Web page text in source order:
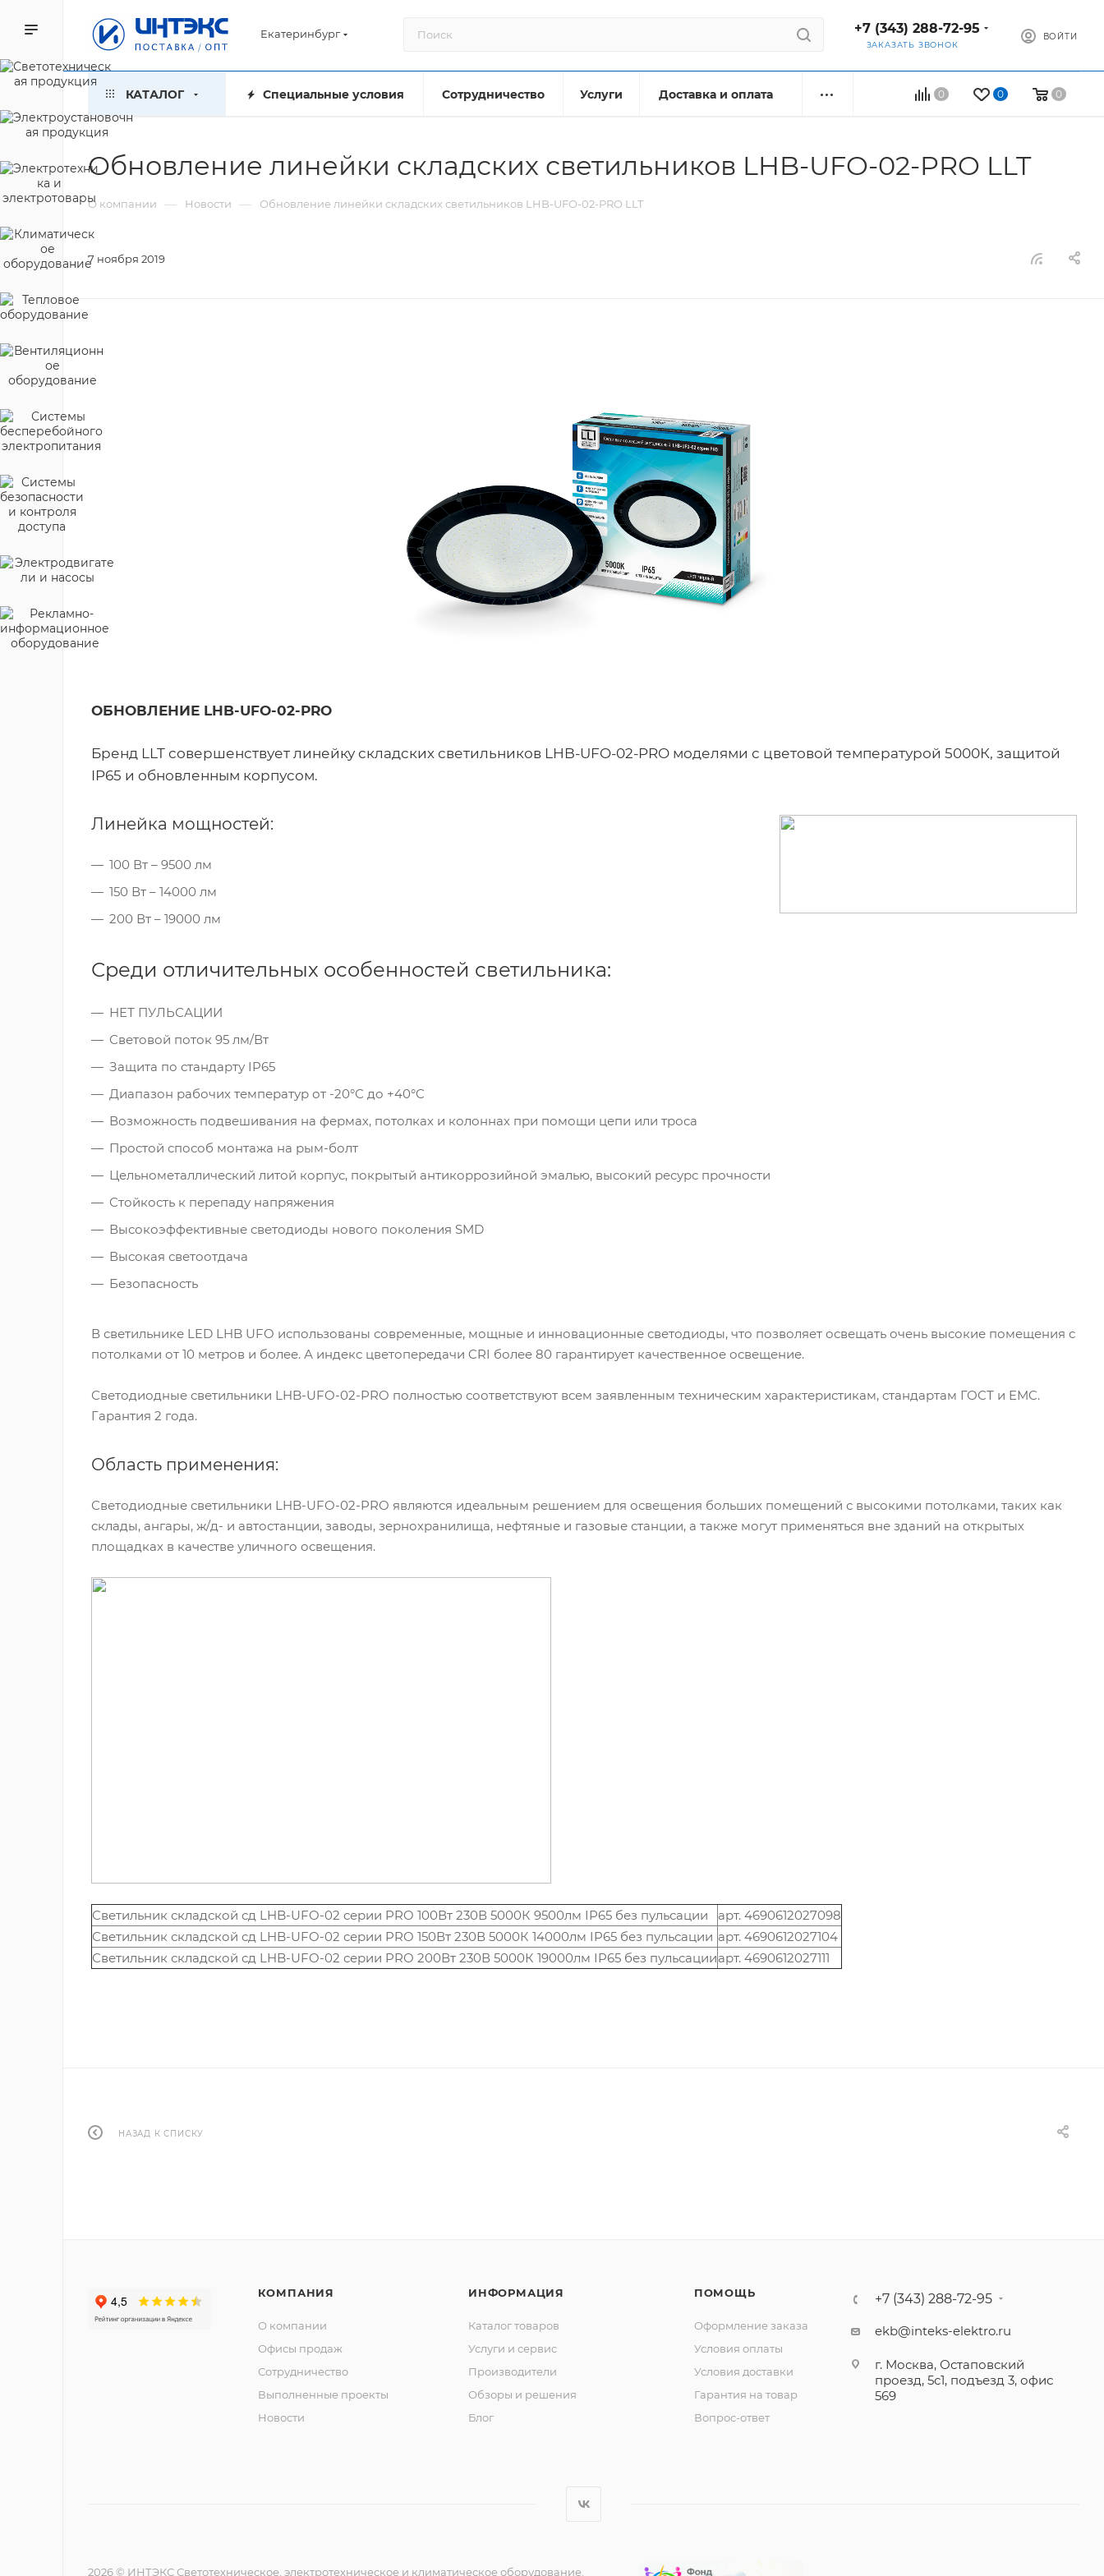
Екатеринбург +7 (343) 288-72-95
ЗАКАЗАТЬ ЗВОНОК
ВОЙТИ
0 0 0
КАТАЛОГ Специальные условия Сотрудничество Услуги Доставка и оплата
Обновление линейки складских светильников LHB-UFO-02-PRO LLT
О компании — Новости — Обновление линейки складских светильников LHB-UFO-02-PRO LLT
7 ноября 2019
ОБНОВЛЕНИЕ LHB-UFO-02-PRO
Бренд LLT совершенствует линейку складских светильников LHB-UFO-02-PRO моделями с цветовой температурой 5000К, защитой
IP65 и обновленным корпусом.
Линейка мощностей:
100 Вт – 9500 лм
150 Вт – 14000 лм
200 Вт – 19000 лм
Среди отличительных особенностей светильника:
НЕТ ПУЛЬСАЦИИ
Световой поток 95 лм/Вт
Защита по стандарту IP65
Диапазон рабочих температур от -20°С до +40°C
Возможность подвешивания на фермах, потолках и колоннах при помощи цепи или троса
Простой способ монтажа на рым-болт
Цельнометаллический литой корпус, покрытый антикоррозийной эмалью, высокий ресурс прочности
Стойкость к перепаду напряжения
Высокоэффективные светодиоды нового поколения SMD
Высокая светоотдача
Безопасность
В светильнике LED LHB UFO использованы современные, мощные и инновационные светодиоды, что позволяет освещать очень высокие помещения с
потолками от 10 метров и более. А индекс цветопередачи CRI более 80 гарантирует качественное освещение.
Светодиодные светильники LHB-UFO-02-PRO полностью соответствуют всем заявленным техническим характеристикам, стандартам ГОСТ и EMC.
Гарантия 2 года.
Область применения:
Светодиодные светильники LHB-UFO-02-PRO являются идеальным решением для освещения больших помещений с высокими потолками, таких как
склады, ангары, ж/д- и автостанции, заводы, зернохранилища, нефтяные и газовые станции, а также могут применяться вне зданий на открытых
площадках в качестве уличного освещения.
Светильник складской сд LHB-UFO-02 серии PRO 100Вт 230В 5000К 9500лм IP65 без пульсации
арт. 4690612027098
Светильник складской сд LHB-UFO-02 серии PRO 150Вт 230В 5000К 14000лм IP65 без пульсации арт. 4690612027104
Светильник складской сд LHB-UFO-02 серии PRO 200Вт 230В 5000К 19000лм IP65 без пульсацииарт. 4690612027111
НАЗАД К СПИСКУ
КОМПАНИЯ
О компании
Офисы продаж
Сотрудничество
Выполненные проекты
Новости
ИНФОРМАЦИЯ
Каталог товаров
Услуги и сервис
Производители
Обзоры и решения
Блог
ПОМОЩЬ
Оформление заказа
Условия оплаты
Условия доставки
Гарантия на товар
Вопрос-ответ
+7 (343) 288-72-95
ekb@inteks-elektro.ru
г. Москва, Остаповский
проезд, 5с1, подъезд 3, офис
569
2026 © ИНТЭКС Светотехническое, электротехническое и климатическое оборудование.